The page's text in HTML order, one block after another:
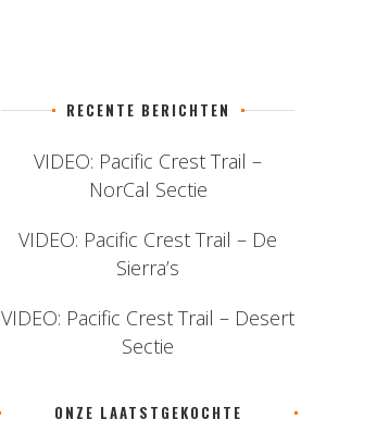
RECENTE BERICHTEN
VIDEO: Pacific Crest Trail –
NorCal Sectie
VIDEO: Pacific Crest Trail – De
Sierra’s
VIDEO: Pacific Crest Trail – Desert
Sectie
ONZE LAATSTGEKOCHTE